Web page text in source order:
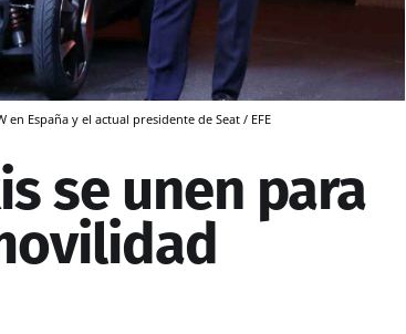
España y el actual presidente de Seat / EFE
se unen para